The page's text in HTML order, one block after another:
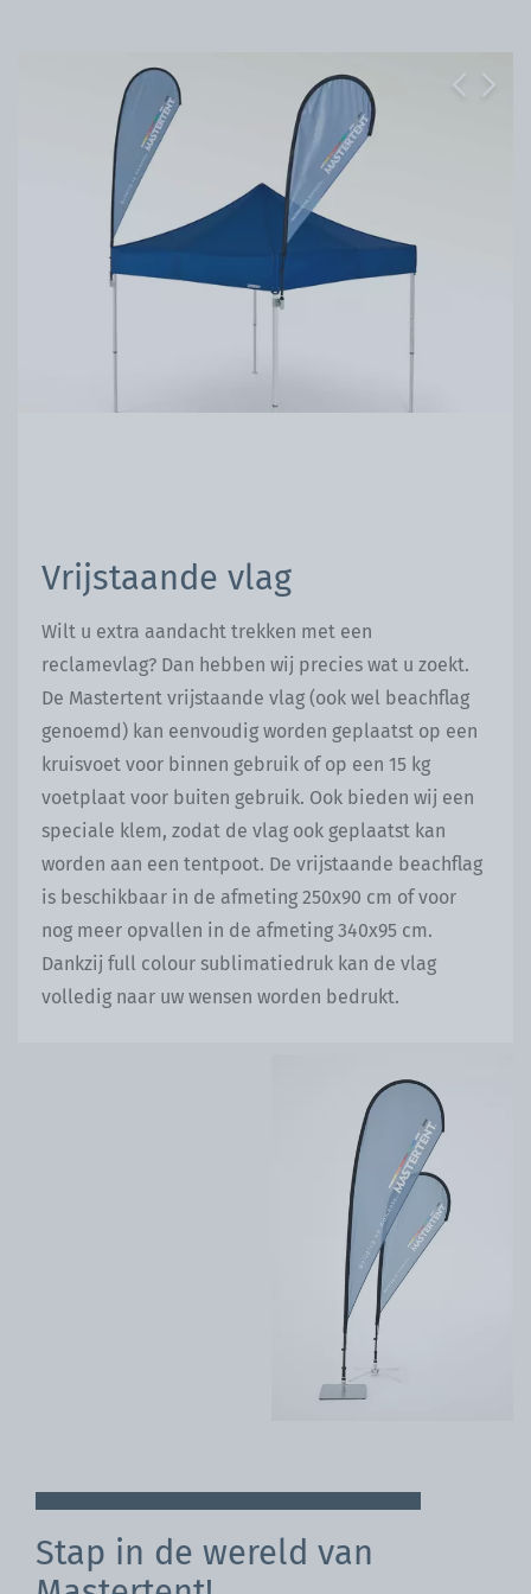
Previous
Next
Vrijstaande vlag
Wilt u extra aandacht trekken met een
reclamevlag? Dan hebben wij precies wat u zoekt.
De Mastertent vrijstaande vlag (ook wel beachflag
genoemd) kan eenvoudig worden geplaatst op een
kruisvoet voor binnen gebruik of op een 15 kg
voetplaat voor buiten gebruik. Ook bieden wij een
speciale klem, zodat de vlag ook geplaatst kan
worden aan een tentpoot. De vrijstaande beachflag
is beschikbaar in de afmeting 250x90 cm of voor
nog meer opvallen in de afmeting 340x95 cm.
Dankzij full colour sublimatiedruk kan de vlag
volledig naar uw wensen worden bedrukt.
Stap in de wereld van